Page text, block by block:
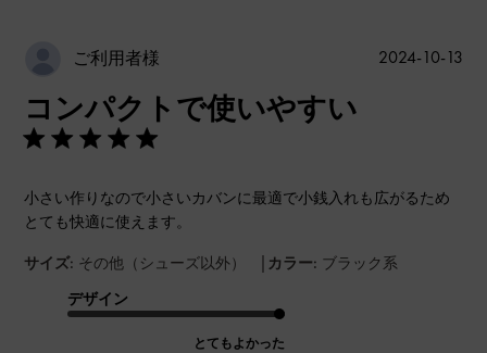
ご利用者様
コンパクトで使いやすい
小さい作りなので小さいカバンに最適で小銭入れも広がるため
とても快適に使えます。
サイズ: その他（シューズ以外） | カラー: ブラック系
デザイン
とてもよかった
公
2024-10-13